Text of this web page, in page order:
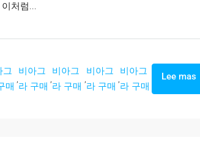
처럼...
그
매
비아그
라 구매
비아그
라 구매
비아그
라 구매
비아그
라 구매
Lee mas